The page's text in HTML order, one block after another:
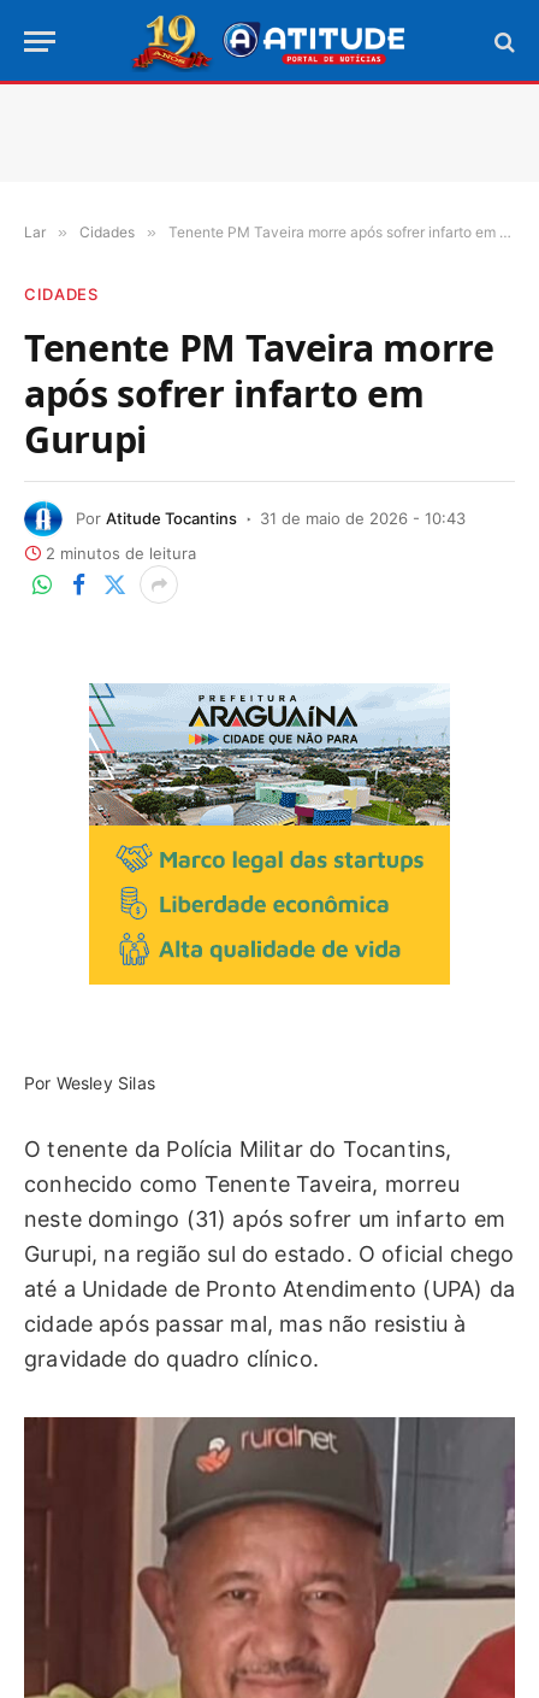
Lar » Cidades » Tenente PM Taveira morre após sofrer infarto em Gurupi
CIDADES
Tenente PM Taveira morre
após sofrer infarto em
Gurupi
Por Atitude Tocantins
31 de maio de 2026 - 10:43
2 minutos de leitura
Por Wesley Silas
O tenente da Polícia Militar do Tocantins,
conhecido como Tenente Taveira, morreu
neste domingo (31) após sofrer um infarto em
Gurupi, na região sul do estado. O oficial chego
até a Unidade de Pronto Atendimento (UPA) da
cidade após passar mal, mas não resistiu à
gravidade do quadro clínico.